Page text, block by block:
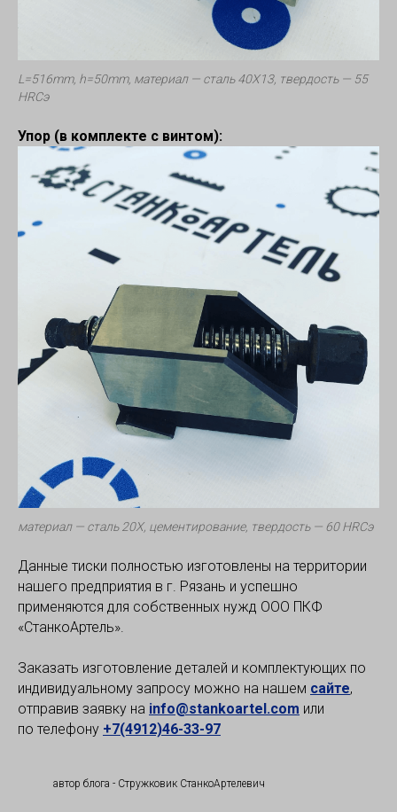
L=516mm, h=50mm, материал — сталь 40Х13, твердость — 55
HRCэ
Упор (в комплекте с винтом):
материал — сталь 20Х, цементирование, твердость — 60 HRCэ
Данные тиски полностью изготовлены на территории
нашего предприятия в г. Рязань и успешно
применяются для собственных нужд ООО ПКФ
«СтанкоАртель».
Заказать изготовление деталей и комплектующих по
индивидуальному запросу можно на нашем сайте,
отправив заявку на info@stankoartel.com или
по телефону +7(4912)46-33-97
автор блога - Стружковик СтанкоАртелевич